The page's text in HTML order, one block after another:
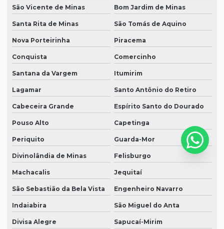
São Vicente de Minas Bom Jardim de Minas
Santa Rita de Minas São Tomás de Aquino
Nova Porteirinha Piracema
Conquista Comercinho
Santana da Vargem Itumirim
Lagamar Santo Antônio do Retiro
Cabeceira Grande Espírito Santo do Dourado
Pouso Alto Capetinga
Periquito Guarda-Mor
Divinolândia de Minas Felisburgo
Machacalis Jequitaí
São Sebastião da Bela Vista Engenheiro Navarro
Indaiabira São Miguel do Anta
Divisa Alegre Sapucaí-Mirim